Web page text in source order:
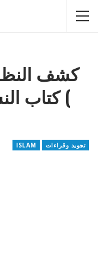
کشف
) کتاب
ISLAM تجوید وقراءات